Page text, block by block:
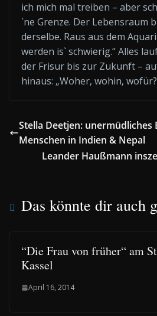
ich mich mal treiben – aber
`ne Grenze. Der Lebensraum
derselbe. Raus aus dem
werden is` schwierig.“ Alles
der Frisur bis zur Zukunft –
hinaus: „Woher, wohin,
Stella Deetjen: unermüdliches
Menschen in Indien & Nepal
Leander Haußmann
Das könnte dir auch
“Die Frau von früher“ am
Kassel
April 16, 2014